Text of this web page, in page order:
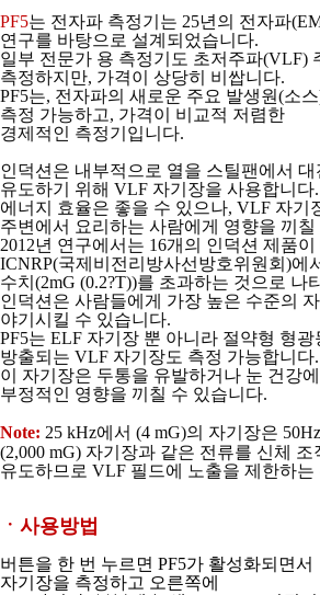
PF5는 전자파 측정기는 25년의 전자파
연구를 바탕으로 설계되었습니다.
일부 전문가 용 측정기도 초저주파(VLF)
측정하지만, 가격이 상당히 비쌉니다.
PF5는, 전자파의 새로운 주요 발생원(소스
측정 가능하고, 가격이 비교적 저렴한
경제적인 측정기입니다.
인덕션은 내부적으로 열을 스틸팬에서 대
유도하기 위해 VLF 자기장을 사용합니다.
에너지 효율은 좋을 수 있으나, VLF 자기
주변에서 요리하는 사람에게 영향을 끼칠
2012년 연구에서는 16개의 인덕션 제품이
ICNRP(국제비전리방사선방호위원회)에
수치(2mG (0.2?T))를 초과하는 것으로 나
인덕션은 사람들에게 가장 높은 수준의
야기시킬 수 있습니다.
PF5는 ELF 자기장 뿐 아니라 절약형 형광
방출되는 VLF 자기장도 측정 가능합니다.
이 자기장은 두통을 유발하거나 눈 건강에
부정적인 영향을 끼칠 수 있습니다.
Note: 25 kHz에서 (4 mG)의 자기장은
(2,000 mG) 자기장과 같은 전류를 신체 조
유도하므로 VLF 필드에 노출을 제한하는
ㆍ사용방법
버튼을 한 번 누르면 PF5가 활성화되면서
자기장을 측정하고 오른쪽에